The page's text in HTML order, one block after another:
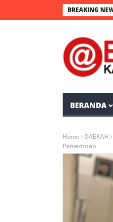
BREAKING
PEMBUKAAN JEMBATAN
BERANDA
Home DAERAH
Pemerintah